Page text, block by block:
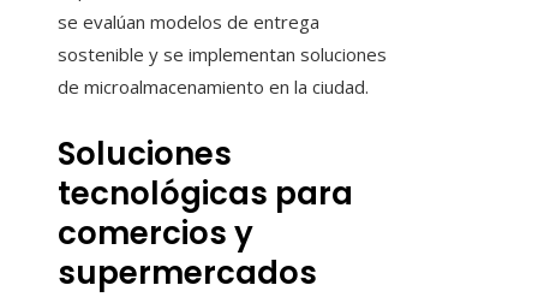
se evalúan modelos de entrega
sostenible y se implementan soluciones
de microalmacenamiento en la ciudad.
Soluciones
tecnológicas para
comercios y
supermercados